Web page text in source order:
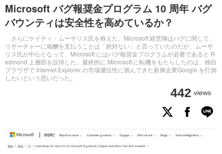
Microsoft バグ報奨金プログラム 10 周年 バグ
バウンティは安全性を高めているか？
さらにケイティ・ムーサリス氏を称えた。Microsoft 経営陣はバグに関して、
リサーチャーに報酬を支払うことは「絶対ない」と言っていたのだが、ムーサ
リス氏が中心となって、Microsoft にはバグ報奨金プログラムが必要であると R
edmond 上層部を説得した。最終的に Microsoft に転機をもたらしたのは、独自
ブラウザで Internet Explorer の市場優位性に挑んできた新興企業Google を打倒
したいという思いだった。
442 views